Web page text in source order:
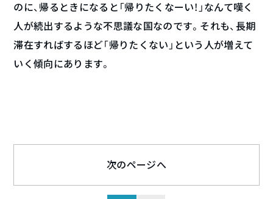
のに、帰るときになると「帰りたくなーい！」なんて嘆く
人が続出するような不思議な国なのです。それも、長期
滞在すればするほど「帰りたくない」という人が増えて
いく傾向にあります。
次のページへ